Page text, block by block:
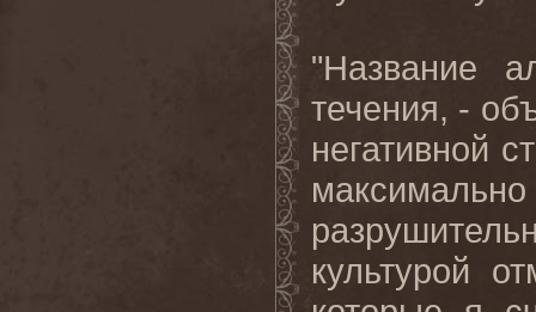
"Название
течения, -
негативной
культурой